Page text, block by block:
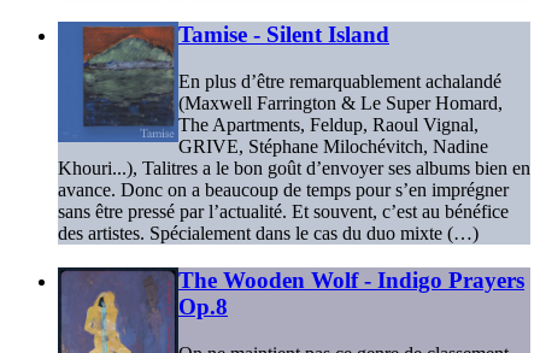
Tamise - Silent Island
En plus d’être remarquablement achalandé
(Maxwell Farrington & Le Super Homard,
The Apartments, Feldup, Raoul Vignal,
GRIVE, Stéphane Milochévitch, Nadine
Khouri...), Talitres a le bon goût d’envoyer ses albums bien en
avance. Donc on a beaucoup de temps pour s’en imprégner
sans être pressé par l’actualité. Et souvent, c’est au bénéfice
des artistes. Spécialement dans le cas du duo mixte (…)
The Wooden Wolf - Indigo Prayers
Op.8